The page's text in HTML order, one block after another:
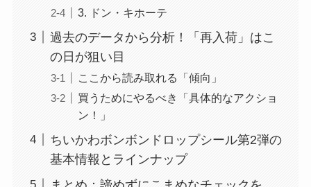
3. ドン・キホーテ
過去のデータから分析！「再入荷」はこ
の日が狙い目
ここから読み取れる「傾向」
買うためにやるべき「具体的なアクショ
ン！」
ちいかわボンボンドロップシール第2弾の
基本情報とラインナップ